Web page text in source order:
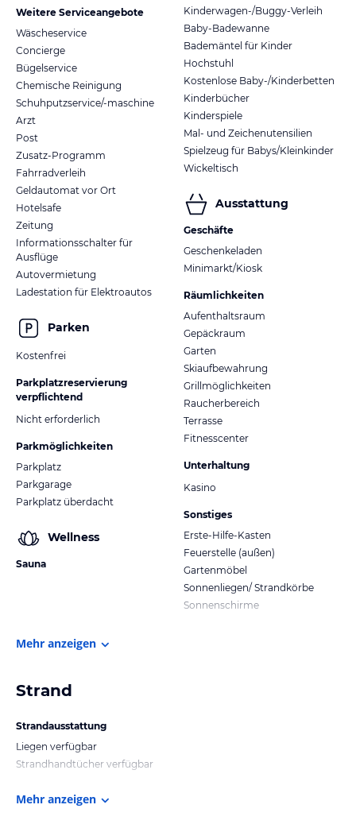
Weitere Serviceangebote
Wäscheservice
Concierge
Bügelservice
Chemische Reinigung
Schuhputzservice/-maschine
Arzt
Post
Zusatz-Programm
Fahrradverleih
Geldautomat vor Ort
Hotelsafe
Zeitung
Informationsschalter für
Ausflüge
Autovermietung
Ladestation für Elektroautos
Parken
Kostenfrei
Parkplatzreservierung
verpflichtend
Nicht erforderlich
Parkmöglichkeiten
Parkplatz
Parkgarage
Parkplatz überdacht
Wellness
Sauna
Kinderwagen-/Buggy-Verleih
Baby-Badewanne
Bademäntel für Kinder
Hochstuhl
Kostenlose Baby-/Kinderbetten
Kinderbücher
Kinderspiele
Mal- und Zeichenutensilien
Spielzeug für Babys/Kleinkinder
Wickeltisch
Ausstattung
Geschäfte
Geschenkeladen
Minimarkt/Kiosk
Räumlichkeiten
Aufenthaltsraum
Gepäckraum
Garten
Skiaufbewahrung
Grillmöglichkeiten
Raucherbereich
Terrasse
Fitnesscenter
Unterhaltung
Kasino
Sonstiges
Erste-Hilfe-Kasten
Feuerstelle (außen)
Gartenmöbel
Sonnenliegen/ Strandkörbe
Sonnenschirme
Mehr anzeigen
Strand
Strandausstattung
Liegen verfügbar
Strandhandtücher verfügbar
Mehr anzeigen